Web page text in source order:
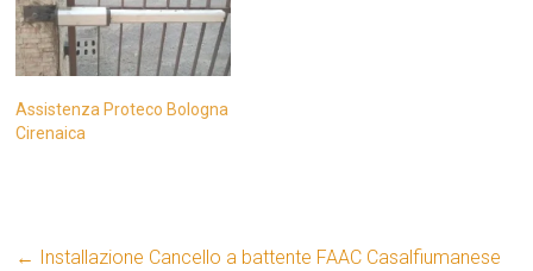
Assistenza Proteco Bologna
Cirenaica
← Installazione Cancello a battente FAAC Casalfiumanese